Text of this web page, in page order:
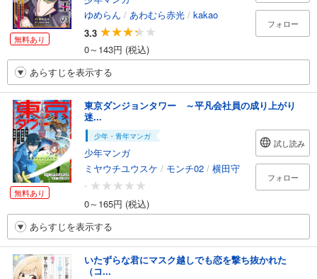
無料あり
ゆめらん / あわむら赤光 / kakao
3.3
0～143円 (税込)
フォロー
あらすじを表示する
無料あり
東京ダンジョンタワー ～平凡会社員の成り上がり
迷...
少年・青年マンガ
少年マンガ
ミヤウチユウスケ / モンチ02 / 横田守
-
0～165円 (税込)
試し読み
フォロー
あらすじを表示する
いたずらな君にマスク越しでも恋を撃ち抜かれた
（コ...